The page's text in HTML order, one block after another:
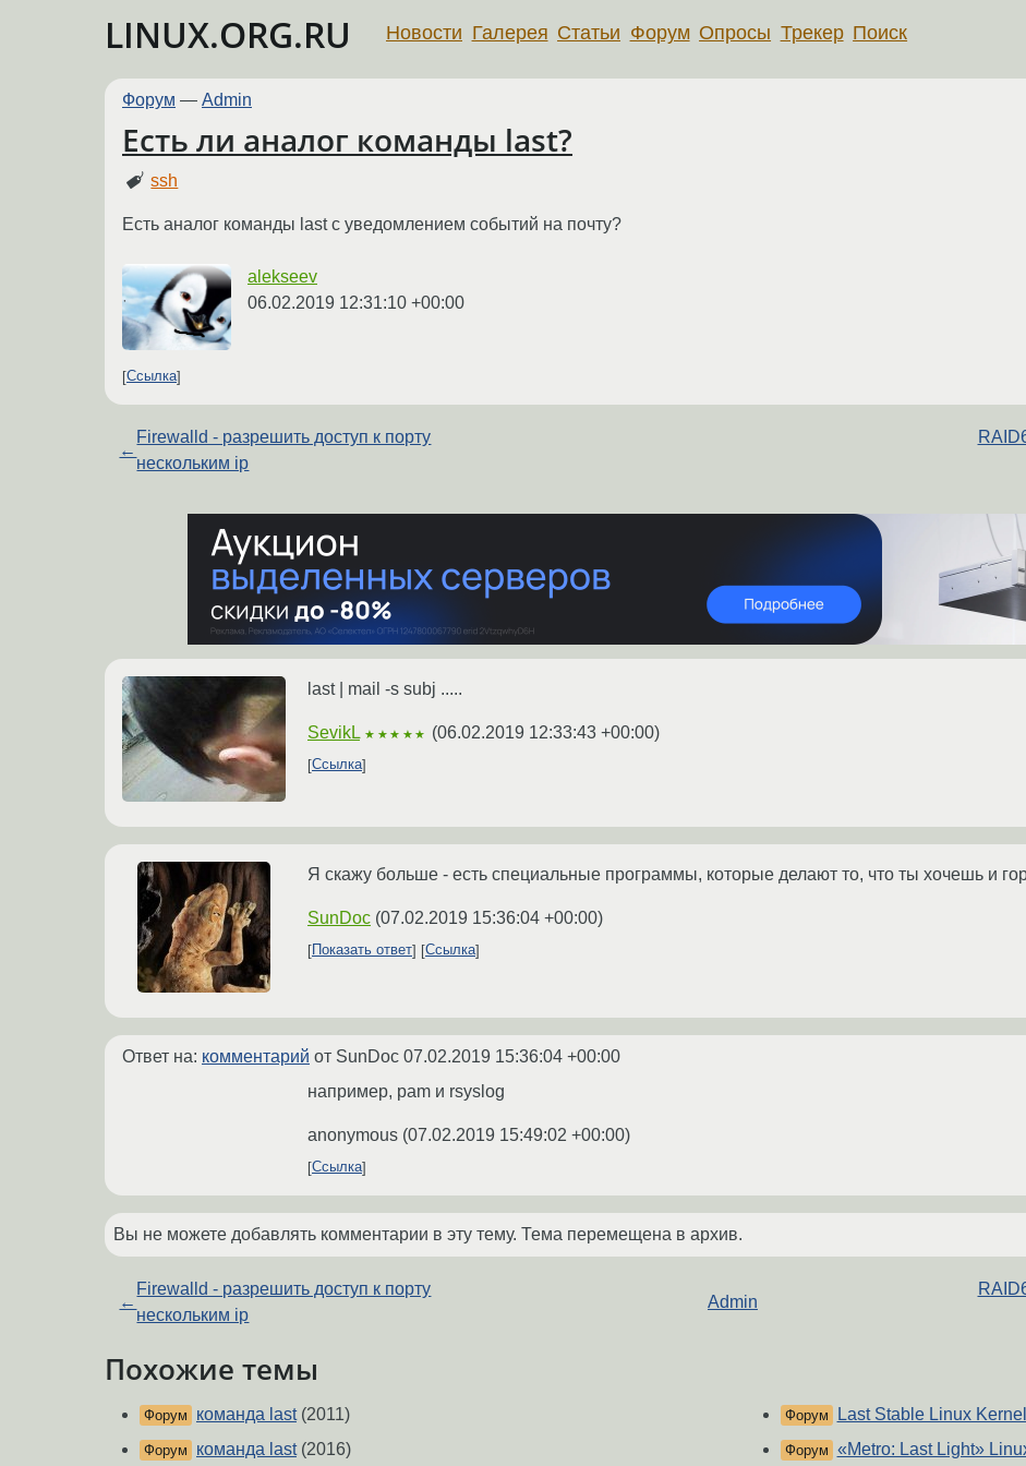
LINUX.ORG.RU Новости Галерея Статьи Форум Опросы Трекер Поиск
Форум — Admin
Есть ли аналог команды last?
ssh
Есть аналог команды last с уведомлением событий на почту?
alekseev
06.02.2019 12:31:10 +00:00
Ссылка
←
Firewalld - разрешить доступ к порту
нескольким ip
last | mail -s subj .....
SevikL ★★★★★ (06.02.2019 12:33:43 +00:00)
Ссылка
Я скажу больше - есть специальные программы, которые делают то, что ты хочешь и
SunDoc (07.02.2019 15:36:04 +00:00)
Показать ответ Ссылка
Ответ на: комментарий от SunDoc 07.02.2019 15:36:04 +00:00
например, pam и rsyslog
anonymous (07.02.2019 15:49:02 +00:00)
Ссылка
Вы не можете добавлять комментарии в эту тему. Тема перемещена в архив.
←
Firewalld - разрешить доступ к порту
нескольким ip
Admin
Похожие темы
Форум команда last(2011)
Форум команда last(2016)
Форум Last Stable Linux Kernel
Форум «Metro: Last Light»